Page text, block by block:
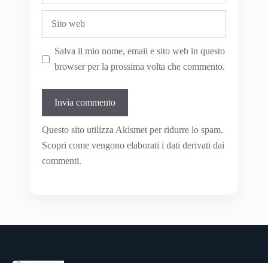
Salva il mio nome, email e sito web in questo
browser per la prossima volta che commento.
Questo sito utilizza Akismet per ridurre lo spam.
Scopri come vengono elaborati i dati derivati dai
commenti.